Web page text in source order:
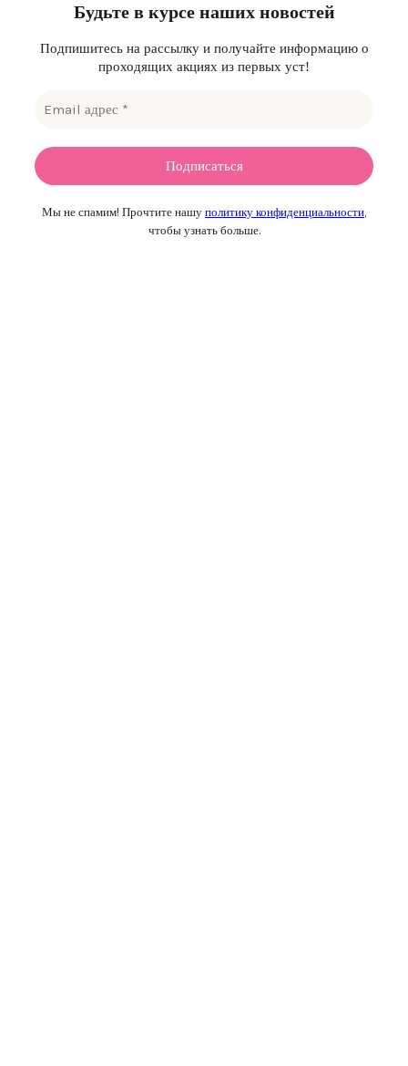
Будьте в курсе наших новостей
Подпишитесь на рассылку и получайте информацию о
проходящих акциях из первых уст!
Мы не спамим! Прочтите нашу политику конфиденциальности
чтобы узнать больше.